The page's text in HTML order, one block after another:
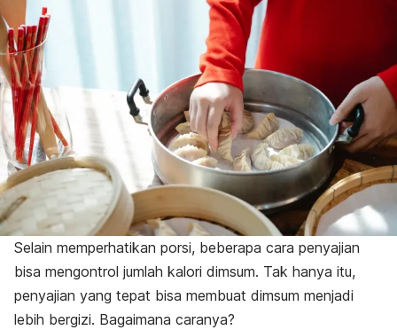
Selain memperhatikan porsi, beberapa cara penyajian
bisa mengontrol jumlah kalori dimsum. Tak hanya itu,
penyajian yang tepat bisa membuat dimsum menjadi
lebih bergizi. Bagaimana caranya?